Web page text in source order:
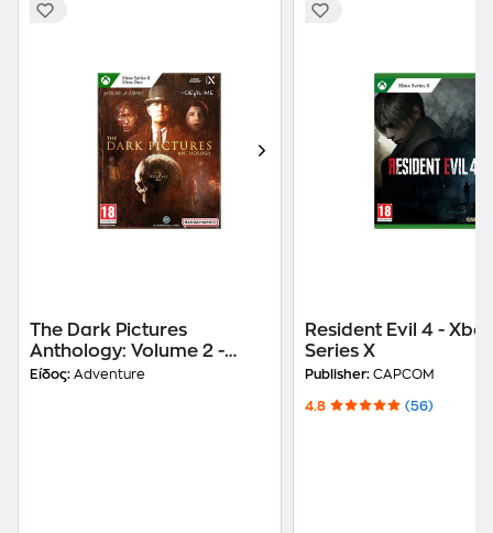
The Dark Pictures
Anthology: Volume 2 -
Xbox Series X
Είδος: Adventure
Resident Evil 4 -
Series X
Publisher: CAPCOM
4.8 (56)